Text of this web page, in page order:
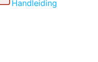
Handleiding